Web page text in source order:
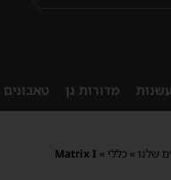
מדורות גן טאבונים
שלנו »כללי »
Matrix I